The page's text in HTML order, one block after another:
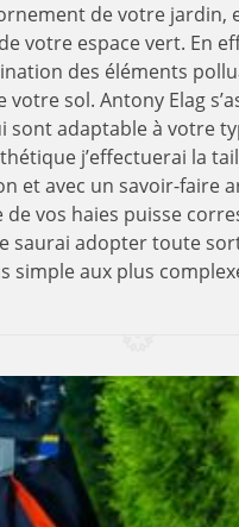
de votre jardin,
votre espace vert. En
des éléments
votre sol. Antony Elag
sont adaptable à votre
j’effectuerai la
et avec un savoir-faire
de vos haies puisse
saurai adopter toute
simple aux plus